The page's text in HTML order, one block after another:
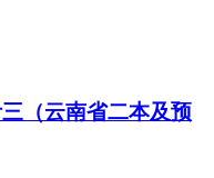
（云南省二本及预